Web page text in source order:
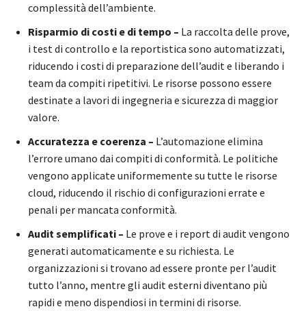
complessità dell’ambiente.
Risparmio di costi e di tempo – La raccolta delle prove,
i test di controllo e la reportistica sono automatizzati,
riducendo i costi di preparazione dell’audit e liberando i
team da compiti ripetitivi. Le risorse possono essere
destinate a lavori di ingegneria e sicurezza di maggior
valore.
Accuratezza e coerenza – L’automazione elimina
l’errore umano dai compiti di conformità. Le politiche
vengono applicate uniformemente su tutte le risorse
cloud, riducendo il rischio di configurazioni errate e
penali per mancata conformità.
Audit semplificati – Le prove e i report di audit vengono
generati automaticamente e su richiesta. Le
organizzazioni si trovano ad essere pronte per l’audit
tutto l’anno, mentre gli audit esterni diventano più
rapidi e meno dispendiosi in termini di risorse.